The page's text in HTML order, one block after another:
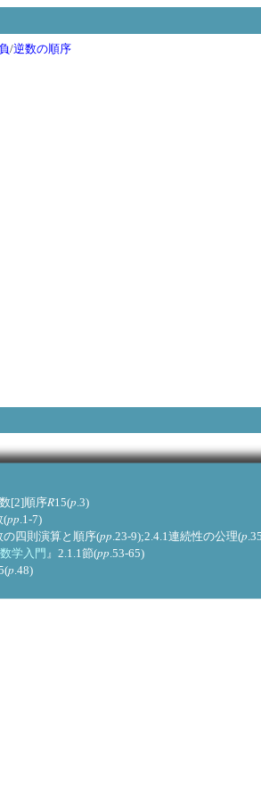
/逆数の順序
[2]順序R15(p.3)
(pp.1-7)
の四則演算と順序(pp.23-9);2.4.1連続性の公理(p
学入門 』2.1.1節(pp.53-65)
p.48)